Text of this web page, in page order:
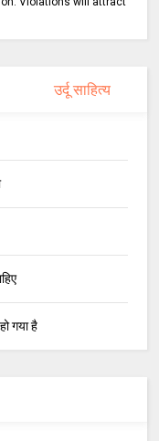
उर्दू साहित्य
गया है